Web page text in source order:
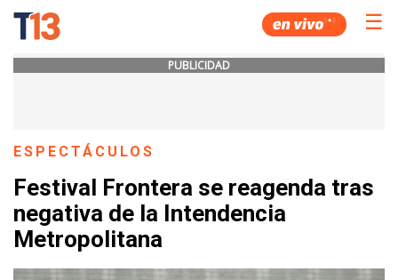
☰
PUBLICIDAD
ESPECTÁCULOS
Festival Frontera se reagenda tras
negativa de la Intendencia
Metropolitana